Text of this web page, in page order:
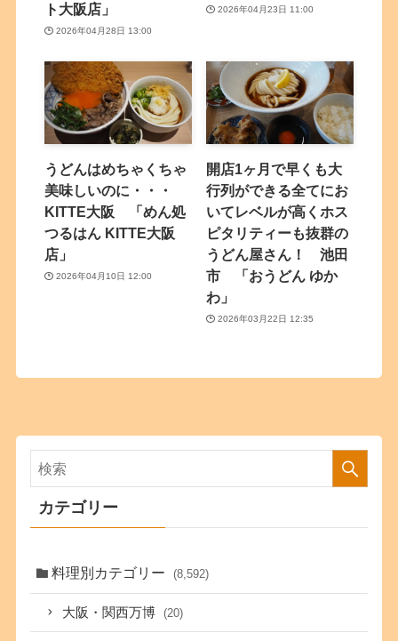
ト大阪店」
2026年04月28日 13:00
2026年04月23日 11:00
うどんはめちゃくちゃ
美味しいのに・・・
KITTE大阪 「めん処
つるはん KITTE大阪
店」
2026年04月10日 12:00
開店1ヶ月で早くも大
行列ができる全てにお
いてレベルが高くホス
ピタリティーも抜群の
うどん屋さん！ 池田
市 「おうどん ゆか
わ」
2026年03月22日 12:35
カテゴリー
料理別カテゴリー (8,592)
大阪・関西万博 (20)